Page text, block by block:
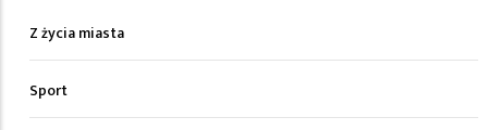
Z życia miasta
Sport